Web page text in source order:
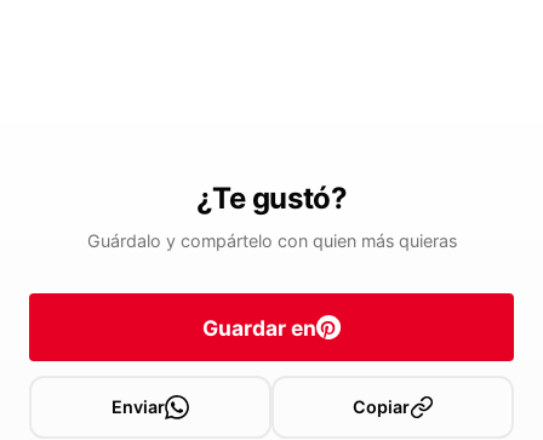
¿Te gustó?
Guárdalo y compártelo con quien más quieras
Guardar en
Enviar Copiar